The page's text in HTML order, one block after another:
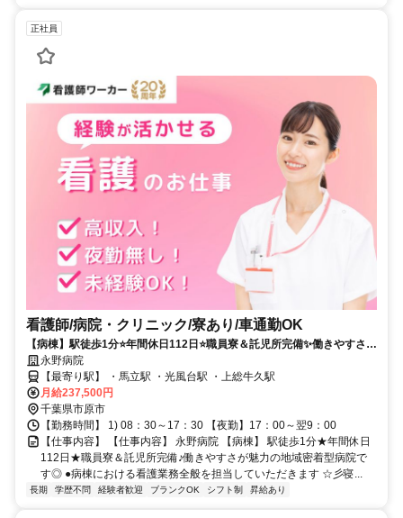
正社員
看護師/病院・クリニック/寮あり/車通勤OK
【病棟】駅徒歩1分⭐年間休日112日⭐職員寮＆託児所完備✨働きやすさが
魅力の地域密着型病院です⭕
永野病院
【最寄り駅】 ・馬立駅 ・光風台駅 ・上総牛久駅
月給237,500円
千葉県市原市
【勤務時間】 1) 08：30～17：30 【夜勤】17：00～翌9：00
【仕事内容】 【仕事内容】 永野病院 【病棟】 駅徒歩1分★年間休日
112日★職員寮＆託児所完備♪働きやすさが魅力の地域密着型病院で
す◎ ●病棟における看護業務全般を担当していただきます ☆彡寝...
長期 学歴不問 経験者歓迎 ブランクOK シフト制 昇給あり